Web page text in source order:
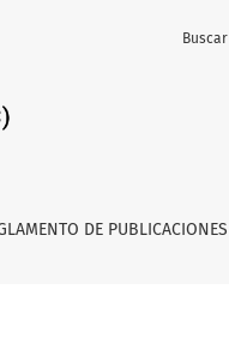
DE PUBLICACIONES
Buscar